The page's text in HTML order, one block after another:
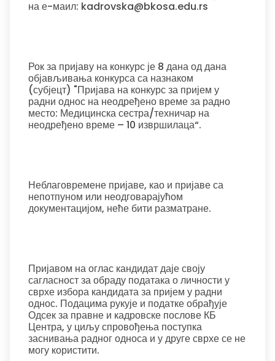
на е-маил: kadrovska@bkosa.edu.rs
Рок за пријаву на конкурс је 8 дана од дана
објављивања конкурса са назнаком
(субјецт) "Пријава на конкурс за пријем у
радни однос на неодређено време за радно
место: Медицинска сестра/техничар на
неодређено време – 10 извршилаца“.
Неблаговремене пријаве, као и пријаве са
непотпуном или неодговарајућом
документацијом, неће бити разматране.
Пријавом на оглас кандидат даје своју
сагласност за обраду података о личности у
сврхе избора кандидата за пријем у радни
однос. Подацима рукује и податке обрађује
Одсек за правне и кадровске послове КБ
Центра, у циљу спровођења поступка
заснивања радног односа и у друге сврхе се не
могу користити.